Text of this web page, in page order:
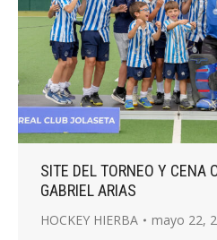
SITE DEL TORNEO Y CENA
GABRIEL ARIAS
HOCKEY HIERBA mayo 22,